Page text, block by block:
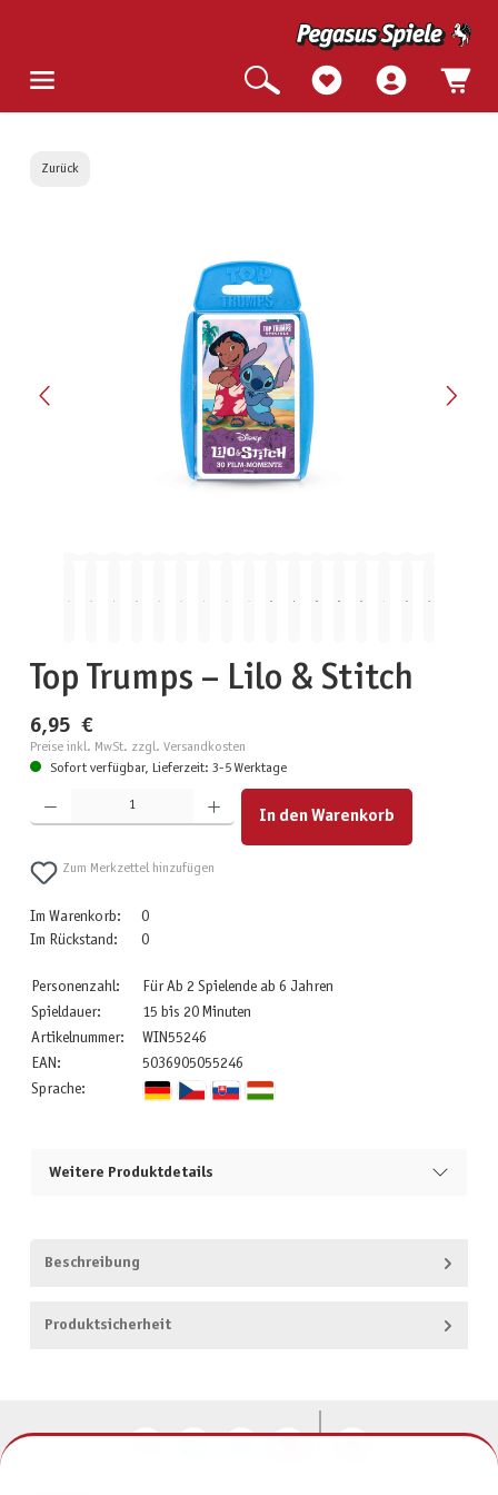
Zurück
Top Trumps – Lilo & Stitch
6,95 €
Preise inkl. MwSt. zzgl. Versandkosten
Sofort verfügbar, Lieferzeit: 3-5 Werktage
Produkt Anzahl: Gib den gewünschten Wert ein oder benutze die Schaltflächen um die Anzahl zu
In den Warenkorb
Zum Merkzettel hinzufügen
Im Warenkorb:
0
Im Rückstand:
0
Personenzahl:
Für Ab 2 Spielende ab 6 Jahren
Spieldauer:
15 bis 20 Minuten
Artikelnummer:
WIN55246
EAN:
5036905055246
Sprache:
Weitere Produktdetails
Beschreibung
Produktsicherheit